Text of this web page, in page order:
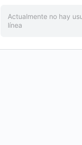
Actualmente no hay
línea